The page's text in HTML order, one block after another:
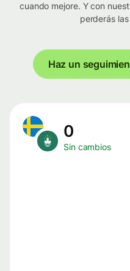
cuando mejore. Y con
perderás
Haz un
0
Sin cambios